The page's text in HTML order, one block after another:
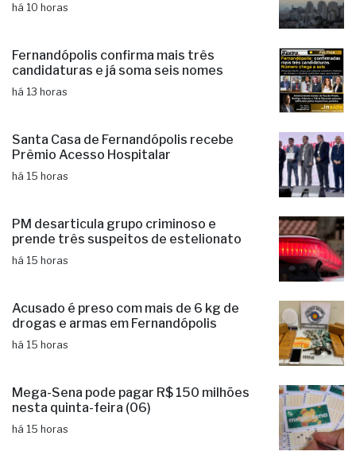
há 10 horas
Fernandópolis confirma mais três
candidaturas e já soma seis nomes
há 13 horas
Santa Casa de Fernandópolis recebe
Prêmio Acesso Hospitalar
há 15 horas
PM desarticula grupo criminoso e
prende três suspeitos de estelionato
há 15 horas
Acusado é preso com mais de 6 kg de
drogas e armas em Fernandópolis
há 15 horas
Mega-Sena pode pagar R$ 150 milhões
nesta quinta-feira (06)
há 15 horas